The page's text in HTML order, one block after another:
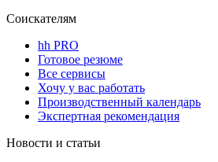
Соискателям
hh PRO
Готовое резюме
Все сервисы
Хочу у вас работать
Производственный календарь
Экспертная рекомендация
Новости и статьи